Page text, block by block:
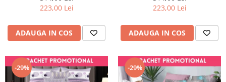
223,00 Lei
ADAUGA IN COS
223,00 Lei
ADAUGA IN COS
-29% -29%